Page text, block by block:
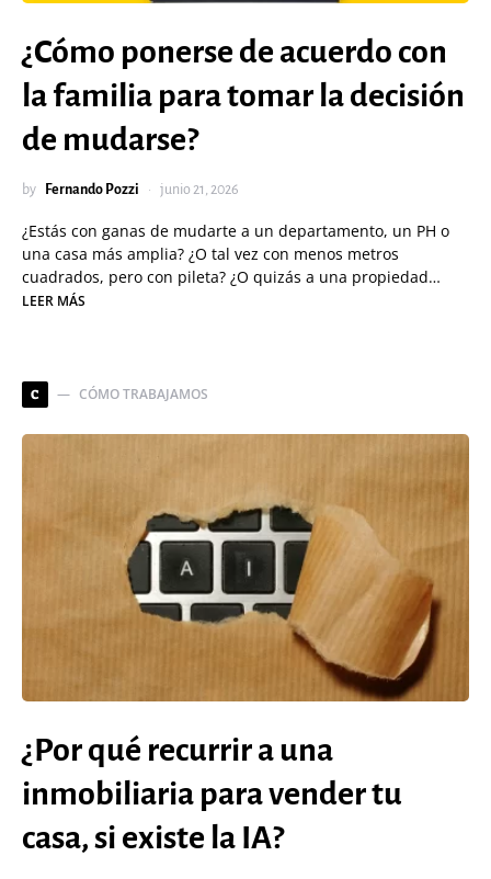
¿Cómo ponerse de acuerdo con
la familia para tomar la decisión
de mudarse?
by Fernando Pozzi junio 21, 2026
¿Estás con ganas de mudarte a un departamento, un PH o
una casa más amplia? ¿O tal vez con menos metros
cuadrados, pero con pileta? ¿O quizás a una propiedad…
LEER MÁS
C CÓMO TRABAJAMOS
¿Por qué recurrir a una
inmobiliaria para vender tu
casa, si existe la IA?